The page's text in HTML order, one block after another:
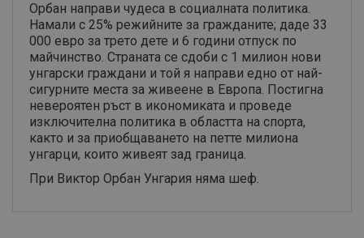
Орбан направи чудеса в социалната политика.
Намали с 25% режийните за гражданите; даде 33
000 евро за трето дете и 6 години отпуск по
майчинство. Страната се сдоби с 1 милион нови
унгарски граждани и той я направи едно от най-
сигурните места за живеене в Европа. Постигна
невероятен ръст в икономиката и проведе
изключителна политика в областта на спорта,
както и за приобщаването на петте милиона
унгарци, които живеят зад граница.
При Виктор Орбан Унгария няма шеф.